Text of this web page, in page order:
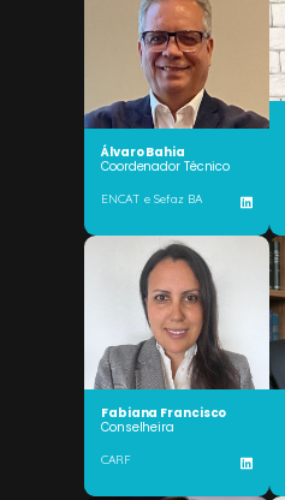
Álvaro Bahia
Coordenador Técnico
ENCAT e Sefaz BA
Fabiana Francisco
Conselheira
CARF